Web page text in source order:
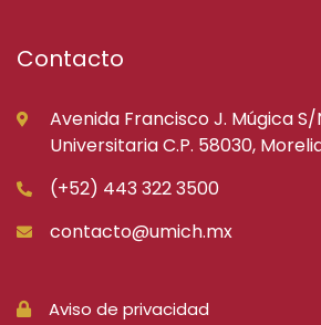
Contacto
Avenida Francisco J. Múgica S/
Universitaria C.P. 58030,
(+52) 443 322 3500
contacto@umich.mx
Aviso de privacidad